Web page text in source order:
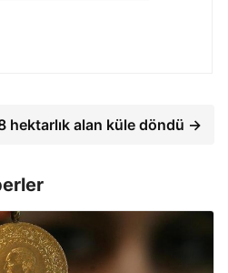
hektarlık alan küle döndü →